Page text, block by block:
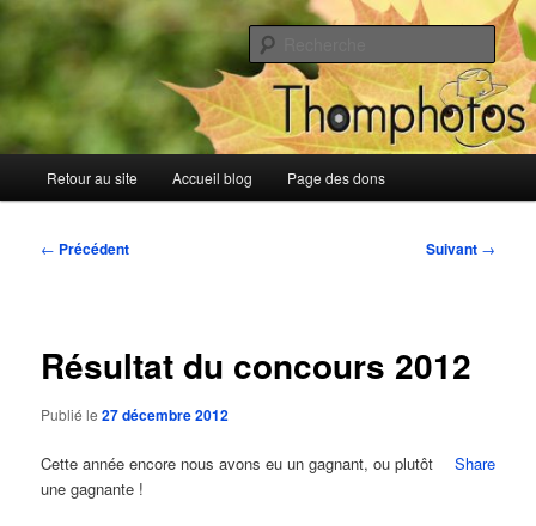
Aller
au
Blog de Thomphotos
Blog de Thomphotos
principal
Retour au site Accueil blog Page des dons
Navigation
← Précédent Suivant →
Résultat du concours 2012
Publié le27 décembre 2012
Share
Cette année encore nous avons eu un gagnant, ou plutôt
une gagnante !